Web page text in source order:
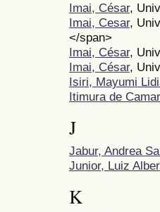
Imai, César,
Imai, Cesar,
</span>
Imai, César,
Imai, César,
Isiri, Mayumi
Itimura de
J
Jabur, Andrea
Junior, Luiz
K